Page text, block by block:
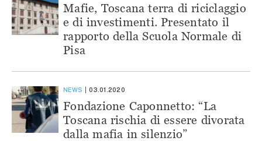
Mafie, Toscana terra di riciclaggio
e di investimenti. Presentato il
rapporto della Scuola Normale di
Pisa
NEWS 03.01.2020
Fondazione Caponnetto: “La
Toscana rischia di essere divorata
dalla mafia in silenzio”